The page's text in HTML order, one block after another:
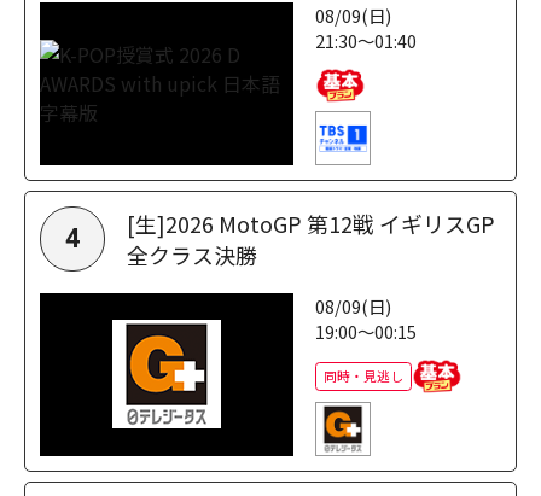
08/09(日)
21:30～01:40
4
[生]2026 MotoGP 第12戦 イギリスGP
全クラス決勝
08/09(日)
19:00～00:15
同時・見逃し